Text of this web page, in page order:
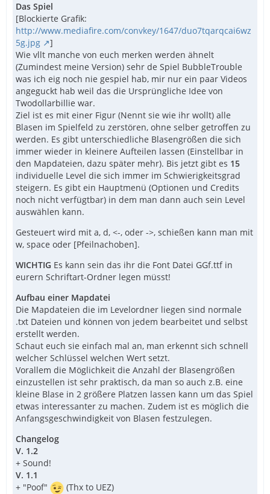
Das Spiel
[Blockierte Grafik:
http://www.mediafire.com/convkey/1647/duo7tqarqcai6wz
5g.jpg
]
Wie vllt manche von euch merken werden ähnelt
(Zumindest meine Version) sehr de Spiel BubbleTrouble
was ich eig noch nie gespiel hab, mir nur ein paar Videos
angeguckt hab weil das die Ursprüngliche Idee von
Twodollarbillie war.
Ziel ist es mit einer Figur (Nennt sie wie ihr wollt) alle
Blasen im Spielfeld zu zerstören, ohne selber getroffen zu
werden. Es gibt unterschiedliche Blasengrößen die sich
immer wieder in kleinere Aufteilen lassen (Einstellbar in
den Mapdateien, dazu später mehr). Bis jetzt gibt es 15
individuelle Level die sich immer im Schwierigkeitsgrad
steigern. Es gibt ein Hauptmenü (Optionen und Credits
noch nicht verfügtbar) in dem man dann auch sein Level
auswählen kann.
Gesteuert wird mit a, d, <-, oder ->, schießen kann man mit
w, space oder [Pfeilnachoben].
WICHTIG Es kann sein das ihr die Font Datei GGf.ttf in
eurern Schriftart-Ordner legen müsst!
Aufbau einer Mapdatei
Die Mapdateien die im Levelordner liegen sind normale
.txt Dateien und können von jedem bearbeitet und selbst
erstellt werden.
Schaut euch sie einfach mal an, man erkennt sich schnell
welcher Schlüssel welchen Wert setzt.
Vorallem die Möglichkeit die Anzahl der Blasengrößen
einzustellen ist sehr praktisch, da man so auch z.B. eine
kleine Blase in 2 größere Platzen lassen kann um das Spiel
etwas interessanter zu machen. Zudem ist es möglich die
Anfangsgeschwindigkeit von Blasen festzulegen.
Changelog
V. 1.2
+ Sound!
V. 1.1
+ "Poof"
(Thx to UEZ)